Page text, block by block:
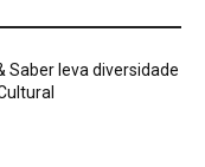
Saber leva diversidade